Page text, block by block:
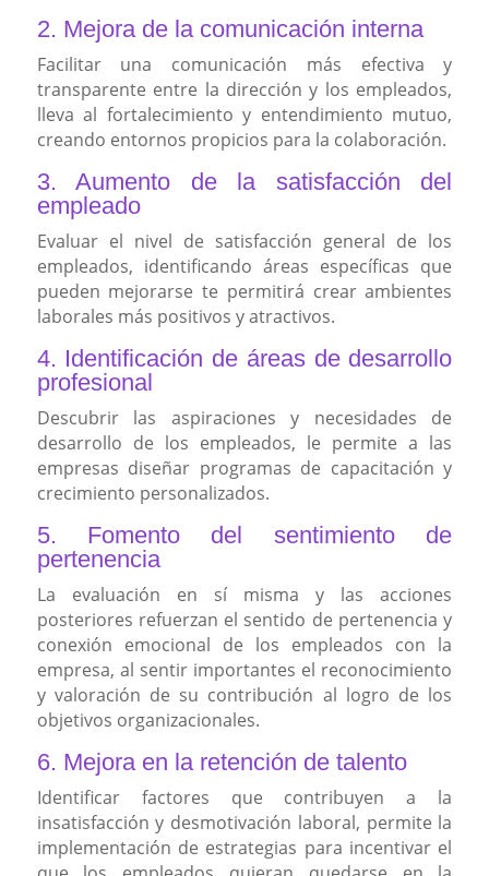
2. Mejora de la comunicación interna
Facilitar una comunicación más efectiva y
transparente entre la dirección y los empleados,
lleva al fortalecimiento y entendimiento mutuo,
creando entornos propicios para la colaboración.
3. Aumento de la satisfacción del
empleado
Evaluar el nivel de satisfacción general de los
empleados, identificando áreas específicas que
pueden mejorarse te permitirá crear ambientes
laborales más positivos y atractivos.
4. Identificación de áreas de desarrollo
profesional
Descubrir las aspiraciones y necesidades de
desarrollo de los empleados, le permite a las
empresas diseñar programas de capacitación y
crecimiento personalizados.
5. Fomento del sentimiento de
pertenencia
La evaluación en sí misma y las acciones
posteriores refuerzan el sentido de pertenencia y
conexión emocional de los empleados con la
empresa, al sentir importantes el reconocimiento
y valoración de su contribución al logro de los
objetivos organizacionales.
6. Mejora en la retención de talento
Identificar factores que contribuyen a la
insatisfacción y desmotivación laboral, permite la
implementación de estrategias para incentivar el